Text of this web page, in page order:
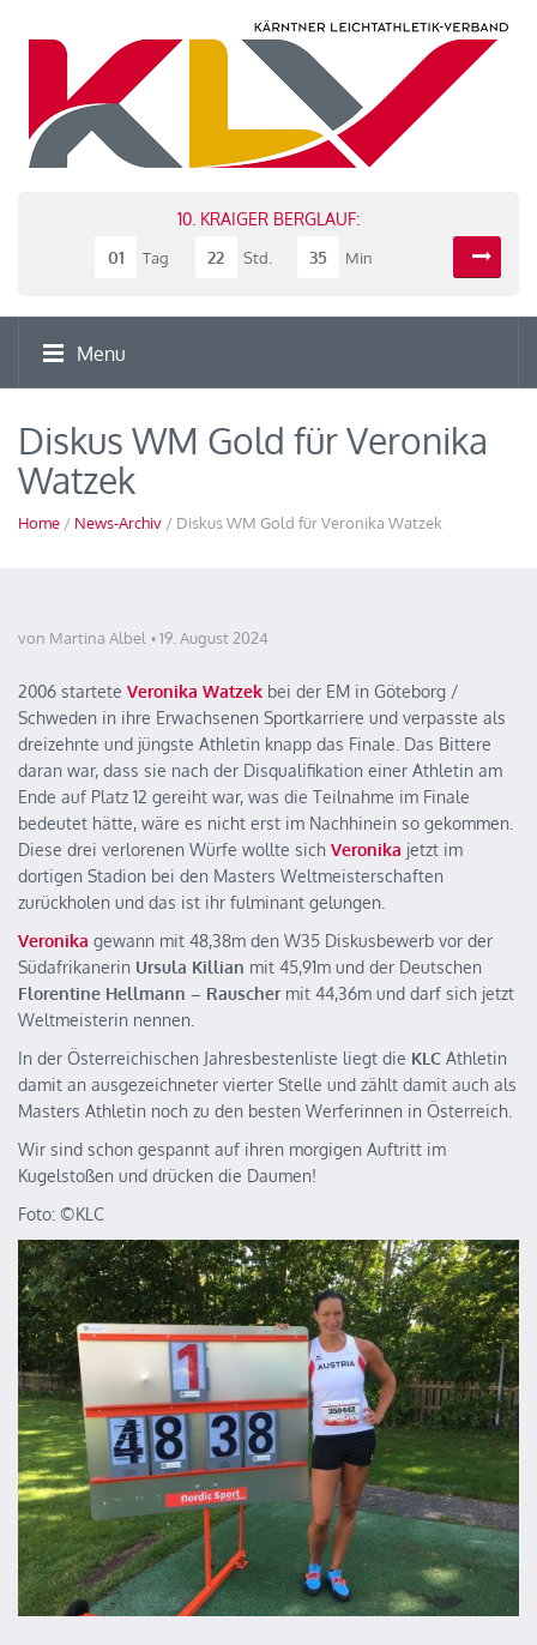
10. KRAIGER BERGLAUF:
01
Tag 22 Std. 35 Min
Menu
Diskus WM Gold für Veronika
Watzek
Home / News-Archiv / Diskus WM Gold für Veronika Watzek
von Martina Albel 19. August 2024
2006 startete Veronika Watzek bei der EM in Göteborg /
Schweden in ihre Erwachsenen Sportkarriere und verpasste als
dreizehnte und jüngste Athletin knapp das Finale. Das Bittere
daran war, dass sie nach der Disqualifikation einer Athletin am
Ende auf Platz 12 gereiht war, was die Teilnahme im Finale
bedeutet hätte, wäre es nicht erst im Nachhinein so gekommen.
Diese drei verlorenen Würfe wollte sich Veronika jetzt im
dortigen Stadion bei den Masters Weltmeisterschaften
zurückholen und das ist ihr fulminant gelungen.
Veronika gewann mit 48,38m den W35 Diskusbewerb vor der
Südafrikanerin Ursula Killian mit 45,91m und der Deutschen
Florentine Hellmann – Rauschermit 44,36m und darf sich jetzt
Weltmeisterin nennen.
In der Österreichischen Jahresbestenliste liegt die KLC Athletin
damit an ausgezeichneter vierter Stelle und zählt damit auch als
Masters Athletin noch zu den besten Werferinnen in Österreich.
Wir sind schon gespannt auf ihren morgigen Auftritt im
Kugelstoßen und drücken die Daumen!
Foto: ©️KLC